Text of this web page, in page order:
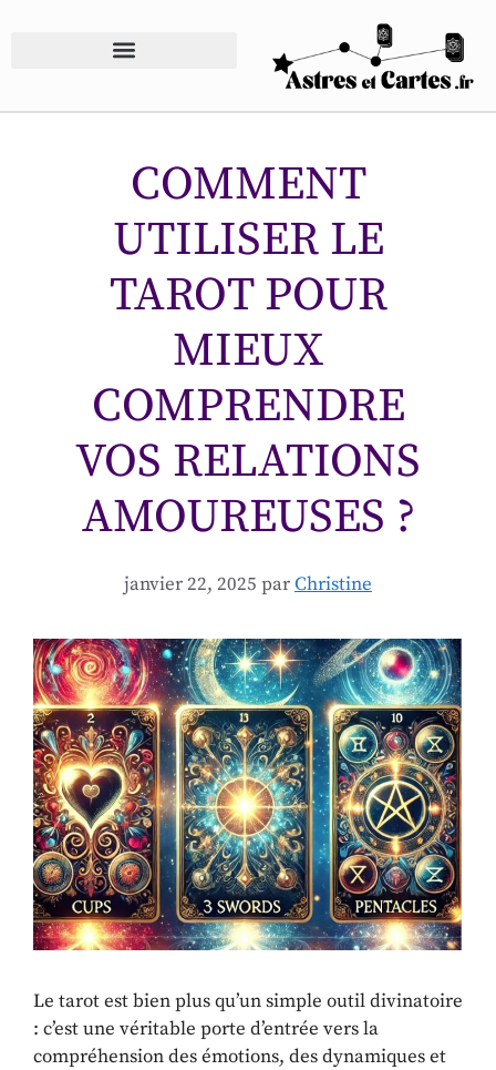
COMMENT
UTILISER LE
TAROT POUR
MIEUX
COMPRENDRE
VOS RELATIONS
AMOUREUSES ?
janvier 22, 2025 parChristine
Le tarot est bien plus qu’un simple outil divinatoire
: c’est une véritable porte d’entrée vers la
compréhension des émotions, des dynamiques et